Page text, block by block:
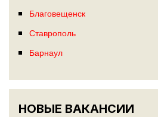
Благовещенск
Ставрополь
Барнаул
НОВЫЕ ВАКАНСИИ